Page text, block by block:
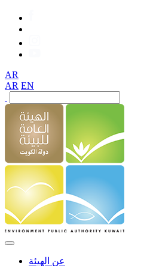
AR
AR EN
عن الهيئة